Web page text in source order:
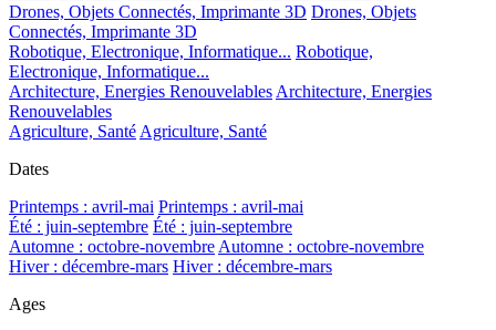
Drones, Objets Connectés, Imprimante 3D Drones, Objets
Connectés, Imprimante 3D
Robotique, Electronique, Informatique... Robotique,
Electronique, Informatique...
Architecture, Energies Renouvelables Architecture, Energies
Renouvelables
Agriculture, Santé Agriculture, Santé
Dates
Printemps : avril-mai Printemps : avril-mai
Été : juin-septembre Été : juin-septembre
Automne : octobre-novembre Automne : octobre-novembre
Hiver : décembre-mars Hiver : décembre-mars
Ages